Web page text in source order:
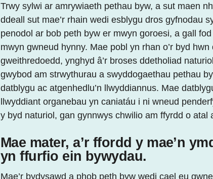
Trwy sylwi ar amrywiaeth pethau byw, a sut maen
ddeall sut mae’r rhain wedi esblygu dros gyfnodau
penodol ar bob peth byw er mwyn goroesi, a gall
mwyn gwneud hynny. Mae pobl yn rhan o’r byd
gweithredoedd, ynghyd â’r broses ddetholiad
gwybod am strwythurau a swyddogaethau pethau
datblygu ac atgenhedlu’n llwyddiannus. Mae
llwyddiant organebau yn caniatáu i ni wneud
y byd naturiol, gan gynnwys chwilio am ffyrdd o atal
Mae mater, a’r ffordd y mae’n
yn ffurfio ein bywydau.
Mae’r bydysawd a phob peth byw wedi cael eu